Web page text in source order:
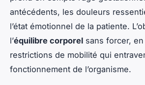
antécédents, les douleurs
l’état émotionnel de la patiente.
l’équilibre corporel sans forcer,
restrictions de mobilité qui
fonctionnement de l’organisme.